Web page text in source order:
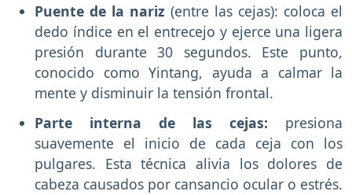
Puente de la nariz (entre las cejas): coloca el
dedo índice en el entrecejo y ejerce una ligera
presión durante 30 segundos. Este punto,
conocido como Yintang, ayuda a calmar la
mente y disminuir la tensión frontal.
Parte interna de las cejas: presiona
suavemente el inicio de cada ceja con los
pulgares. Esta técnica alivia los dolores de
cabeza causados por cansancio ocular o estrés.